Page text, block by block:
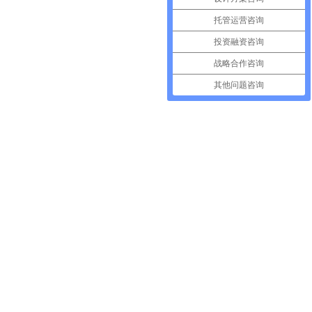
托管运营咨询
投资融资咨询
战略合作咨询
其他问题咨询